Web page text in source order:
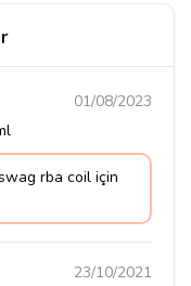
01/08/2023
rba coil için
23/10/2021